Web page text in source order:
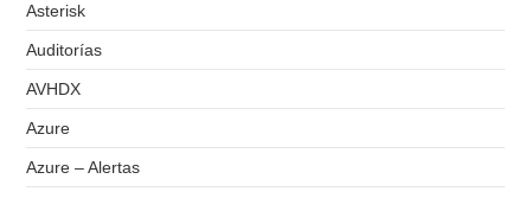
Asterisk
Auditorías
AVHDX
Azure
Azure – Alertas